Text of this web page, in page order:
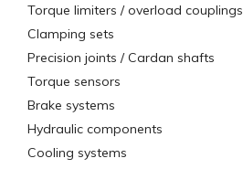
Torque limiters / overload couplings
Clamping sets
Precision joints / Cardan shafts
Torque sensors
Brake systems
Hydraulic components
Cooling systems